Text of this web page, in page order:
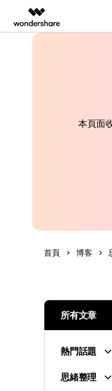
AIGC 數位創意
組織結構圖
本頁面
首頁 > 博客 >
所有文章
熱門話題
思緒整理